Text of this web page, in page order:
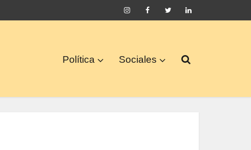
Política Sociales